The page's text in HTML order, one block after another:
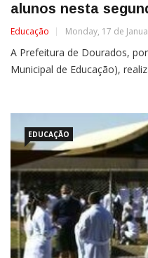
alunos nesta
Educação Monday, 17 de
A Prefeitura de Dourados,
Municipal de Educação),
EDUCAÇÃO